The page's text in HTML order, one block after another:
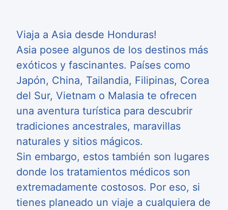
Viaja a Asia desde Honduras!
Asia posee algunos de los destinos más
exóticos y fascinantes. Países como
Japón, China, Tailandia, Filipinas, Corea
del Sur, Vietnam o Malasia te ofrecen
una aventura turística para descubrir
tradiciones ancestrales, maravillas
naturales y sitios mágicos.
Sin embargo, estos también son lugares
donde los tratamientos médicos son
extremadamente costosos. Por eso, si
tienes planeado un viaje a cualquiera de